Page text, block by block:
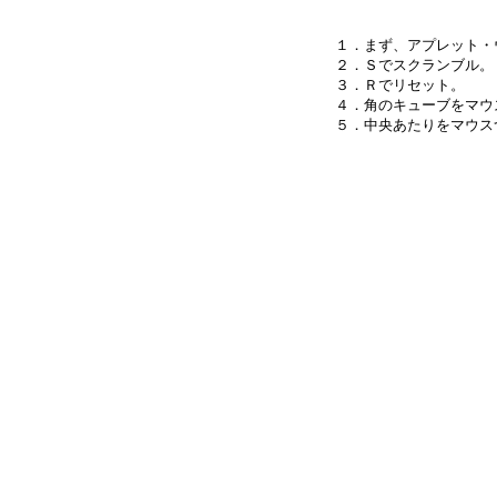
１．まず、アプレット
２．Ｓでスクランブル。
３．Ｒでリセット。
４．角のキューブをマ